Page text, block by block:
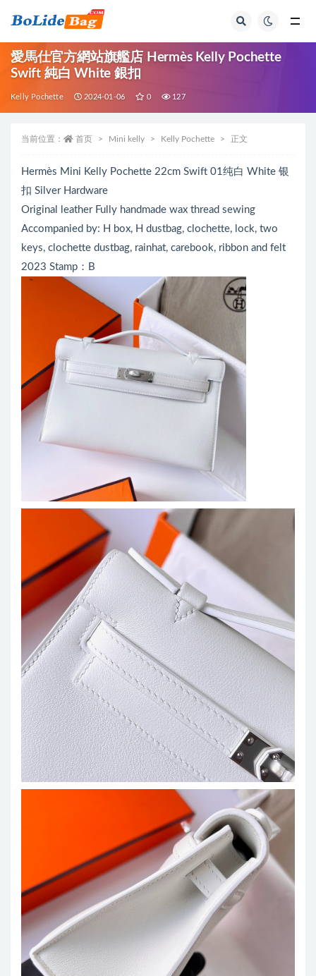
愛馬仕官方網站旗艦店 Hermès Kelly Pochette
Swift 純白 White 銀扣
Kelly Pochette 2024-01-06 0 127
当前位置： 首页 Mini kelly Kelly Pochette 正文
Hermès Mini Kelly Pochette 22cm Swift 01纯白 White 银
扣 Silver Hardware
Original leather Fully handmade wax thread sewing
Accompanied by: H box, H dustbag, clochette, lock, two
keys, clochette dustbag, rainhat, carebook, ribbon and felt
2023 Stamp：B